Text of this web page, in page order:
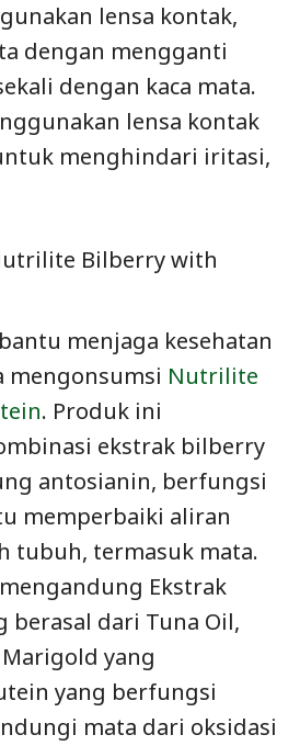
lensa kontak,
dengan mengganti
dengan kaca mata.
lensa kontak
menghindari iritasi,
Bilberry with
menjaga kesehatan
mengonsumsi Nutrilite
. Produk ini
ekstrak bilberry
antosianin, berfungsi
memperbaiki aliran
tubuh, termasuk mata.
Ekstrak
berasal dari Tuna Oil,
yang
yang berfungsi
mata dari oksidasi